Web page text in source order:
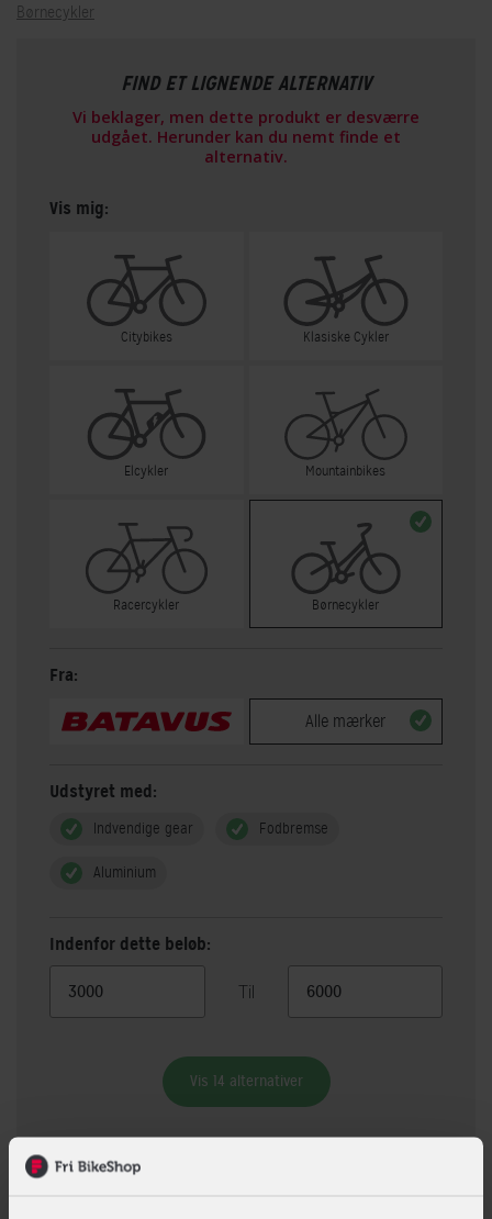
Børnecykler
FIND ET LIGNENDE ALTERNATIV
Vi beklager, men dette produkt er desværre
udgået. Herunder kan du nemt finde et
alternativ.
Vis mig:
Citybikes Klasiske Cykler
Elcykler Mountainbikes
Racercykler Børnecykler
Fra:
Alle mærker
Udstyret med:
Indvendige gear Fodbremse
Aluminium
Indenfor dette beløb:
Til
Vis 14 alternativer
Beskrivelse